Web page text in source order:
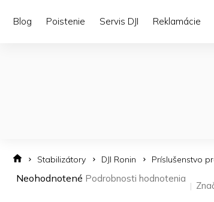
Blog Poistenie Servis DJI Reklamácie
Stabilizátory DJI Ronin Príslušenstvo
Priemerné
Neohodnotené Podrobnosti hodnotenia